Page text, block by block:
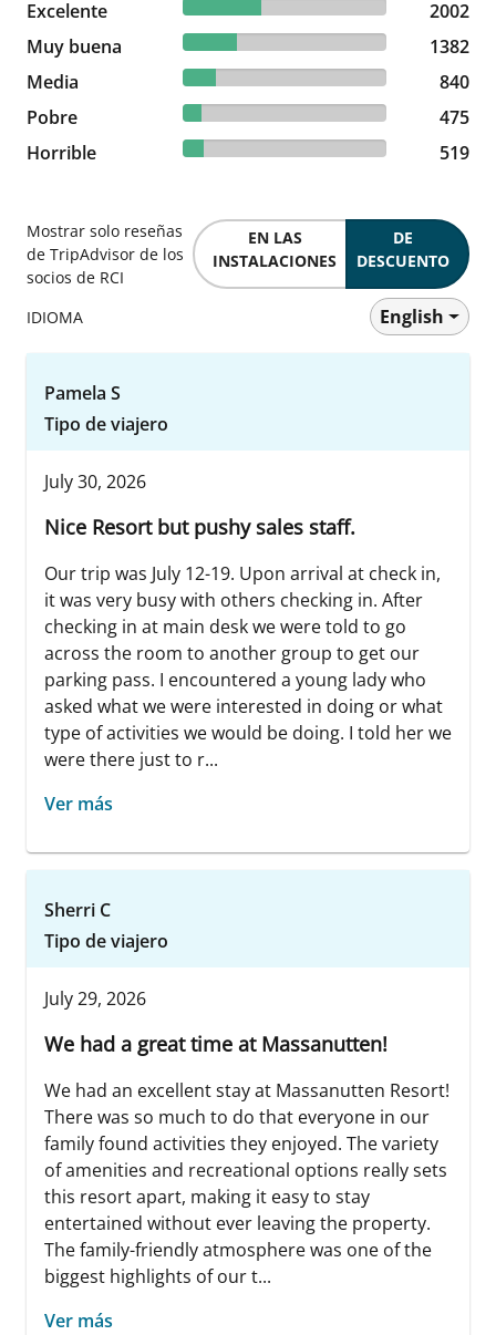
Excelente 38.37% reviewed Excelente
2002 reviews
2002
Muy buena
26.49% reviewed Muy buena
1382 reviews
1382
Media
16.1% reviewed Media
840 reviews
840
Pobre
9.1% reviewed Pobre
475 reviews
475
Horrible
9.95% reviewed Horrible
519 reviews 519
Mostrar solo reseñas
de TripAdvisor de los
socios de RCI
EN LAS
INSTALACIONES
DE
DESCUENTO
IDIOMA English
Pamela S
Tipo de viajero
July 30, 2026
Nice Resort but pushy sales staff.
Our trip was July 12-19. Upon arrival at check in,
it was very busy with others checking in. After
checking in at main desk we were told to go
across the room to another group to get our
parking pass. I encountered a young lady who
asked what we were interested in doing or what
type of activities we would be doing. I told her we
were there just to r...
Ver más
Sherri C
Tipo de viajero
July 29, 2026
We had a great time at Massanutten!
We had an excellent stay at Massanutten Resort!
There was so much to do that everyone in our
family found activities they enjoyed. The variety
of amenities and recreational options really sets
this resort apart, making it easy to stay
entertained without ever leaving the property.
The family-friendly atmosphere was one of the
biggest highlights of our t...
Ver más